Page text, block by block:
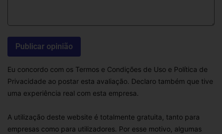
Eu concordo com os Termos e Condições de Uso e Política de
Privacidade ao postar esta avaliação. Declaro também que tive
uma experiência real com esta empresa.
A utilização deste website é totalmente gratuita, tanto para
empresas como para utilizadores. Por esse motivo, algumas